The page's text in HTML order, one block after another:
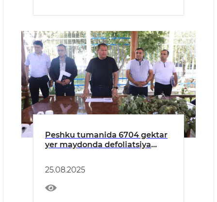
Peshku tumanida 6704 gektar
yer maydonda defoliatsiya
25.08.2025